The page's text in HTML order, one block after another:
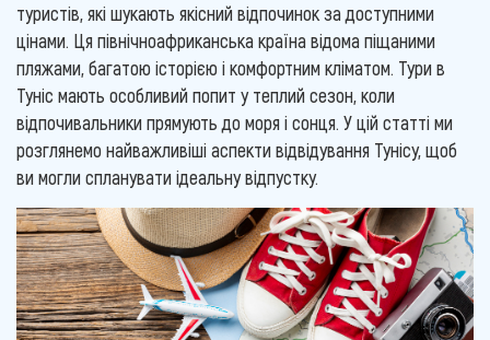
туристів, які шукають якісний відпочинок за доступними
цінами. Ця північноафриканська країна відома піщаними
пляжами, багатою історією і комфортним кліматом. Тури в
Туніс мають особливий попит у теплий сезон, коли
відпочивальники прямують до моря і сонця. У цій статті ми
розглянемо найважливіші аспекти відвідування Тунісу, щоб
ви могли спланувати ідеальну відпустку.